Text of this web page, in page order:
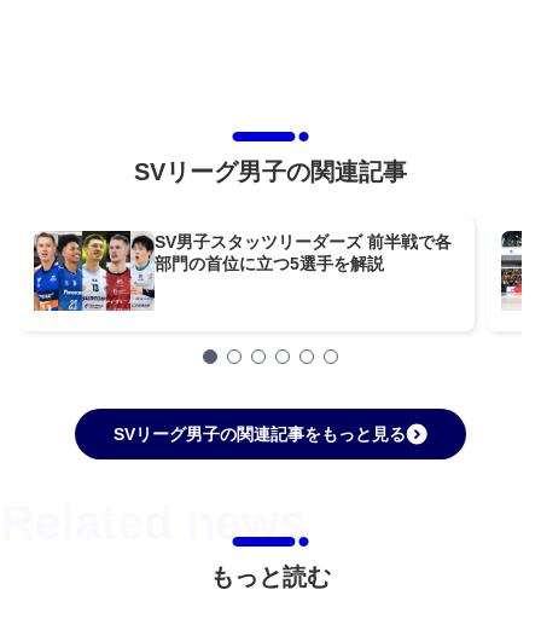
SVリーグ男子の関連記事
SV男子スタッツリーダーズ 前半戦で各
部門の首位に立つ5選手を解説
SVリーグ男子の関連記事をもっと見る
もっと読む